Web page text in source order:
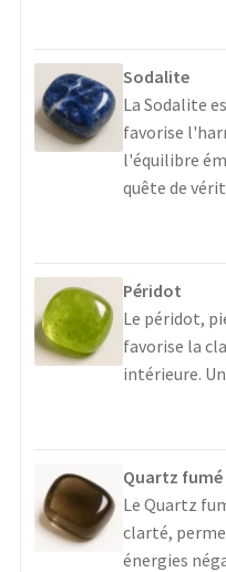
Sodalite
La Sodalite
favorise
l'équilibre
quête de
Péridot
Le péridot,
favorise la
intérieure.
Quartz fumé
Le Quartz
clarté,
énergies